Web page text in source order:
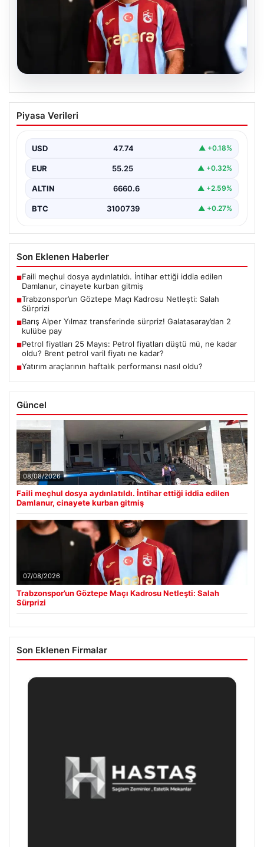
Trabzonspor’un Göztepe Maçı Kadrosu
Netleşti: Salah Sürprizi
veda edeceği jübile maçında yarın akşam kozlarını
paylaşacak.…
Piyasa Verileri
USD 47.74 ▲ +0.18%
EUR 55.25 ▲ +0.32%
ALTIN 6660.6 ▲ +2.59%
BTC 3100739 ▲ +0.27%
Son Eklenen Haberler
■Faili meçhul dosya aydınlatıldı. İntihar ettiği iddia edilen
Damlanur, cinayete kurban gitmiş
■Trabzonspor’un Göztepe Maçı Kadrosu Netleşti: Salah
Sürprizi
■Barış Alper Yılmaz transferinde sürpriz! Galatasaray’dan 2
kulübe pay
■Petrol fiyatları 25 Mayıs: Petrol fiyatları düştü mü, ne kadar
oldu? Brent petrol varil fiyatı ne kadar?
■Yatırım araçlarının haftalık performansı nasıl oldu?
Güncel
08/08/2026
Faili meçhul dosya aydınlatıldı. İntihar ettiği iddia edilen
Damlanur, cinayete kurban gitmiş
07/08/2026
Trabzonspor’un Göztepe Maçı Kadrosu Netleşti: Salah
Sürprizi
Son Eklenen Firmalar